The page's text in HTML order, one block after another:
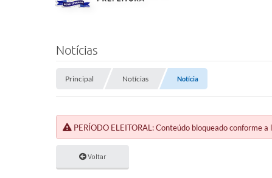
Notícias
Principal Notícias Notícia
PERÍODO ELEITORAL: Conteúdo bloqueado conforme
Voltar